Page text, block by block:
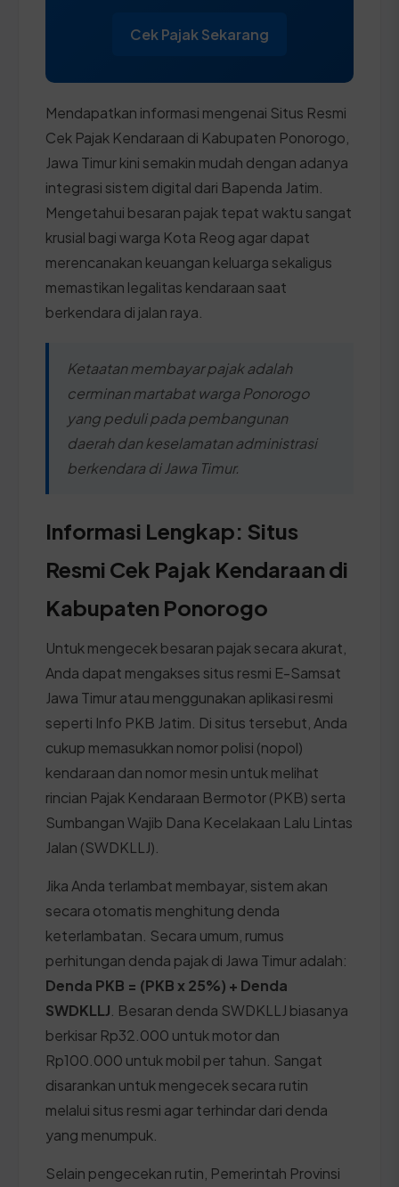
Cek Pajak Sekarang
Mendapatkan informasi mengenai Situs Resmi
Cek Pajak Kendaraan di Kabupaten Ponorogo,
Jawa Timur kini semakin mudah dengan adanya
integrasi sistem digital dari Bapenda Jatim.
Mengetahui besaran pajak tepat waktu sangat
krusial bagi warga Kota Reog agar dapat
merencanakan keuangan keluarga sekaligus
memastikan legalitas kendaraan saat
berkendara di jalan raya.
Ketaatan membayar pajak adalah
cerminan martabat warga Ponorogo
yang peduli pada pembangunan
daerah dan keselamatan administrasi
berkendara di Jawa Timur.
Informasi Lengkap: Situs
Resmi Cek Pajak Kendaraan di
Kabupaten Ponorogo
Untuk mengecek besaran pajak secara akurat,
Anda dapat mengakses situs resmi E-Samsat
Jawa Timur atau menggunakan aplikasi resmi
seperti Info PKB Jatim. Di situs tersebut, Anda
cukup memasukkan nomor polisi (nopol)
kendaraan dan nomor mesin untuk melihat
rincian Pajak Kendaraan Bermotor (PKB) serta
Sumbangan Wajib Dana Kecelakaan Lalu Lintas
Jalan (SWDKLLJ).
Jika Anda terlambat membayar, sistem akan
secara otomatis menghitung denda
keterlambatan. Secara umum, rumus
perhitungan denda pajak di Jawa Timur adalah:
Denda PKB = (PKB x 25%) + Denda
SWDKLLJ . Besaran denda SWDKLLJ biasanya
berkisar Rp32.000 untuk motor dan
Rp100.000 untuk mobil per tahun. Sangat
disarankan untuk mengecek secara rutin
melalui situs resmi agar terhindar dari denda
yang menumpuk.
Selain pengecekan rutin, Pemerintah Provinsi